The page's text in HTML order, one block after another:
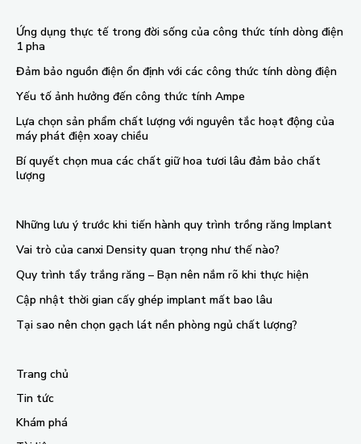
Ứng dụng thực tế trong đời sống của công thức tính dòng điện
1 pha
Đảm bảo nguồn điện ổn định với các công thức tính dòng điện
Yếu tố ảnh hưởng đến công thức tính Ampe
Lựa chọn sản phẩm chất lượng với nguyên tắc hoạt động của
máy phát điện xoay chiều
Bí quyết chọn mua các chất giữ hoa tươi lâu đảm bảo chất
lượng
Những lưu ý trước khi tiến hành quy trình trồng răng Implant
Vai trò của canxi Density quan trọng như thế nào?
Quy trình tẩy trắng răng – Bạn nên nắm rõ khi thực hiện
Cập nhật thời gian cấy ghép implant mất bao lâu
Tại sao nên chọn gạch lát nền phòng ngủ chất lượng?
Trang chủ
Tin tức
Khám phá